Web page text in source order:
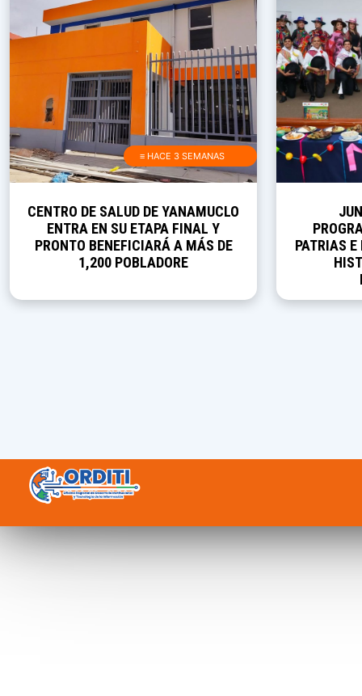
≡ HACE 3 SEMANAS
CENTRO DE SALUD DE YANAMUCLO
ENTRA EN SU ETAPA FINAL Y
PRONTO BENEFICIARÁ A MÁS DE
1,200 POBLADORE
PATRIAS